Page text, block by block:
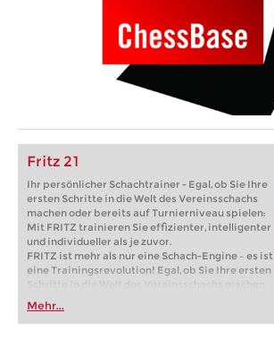
Fritz 21
Ihr persönlicher Schachtrainer - Egal, ob Sie Ihre
ersten Schritte in die Welt des Vereinsschachs
machen oder bereits auf Turnierniveau spielen:
Mit FRITZ trainieren Sie effizienter, intelligenter
und individueller als je zuvor.
FRITZ ist mehr als nur eine Schach-Engine – es ist
eine Trainingsrevolution! Egal, ob Sie Ihre ersten
Schritte in die Welt des Vereinsschachs machen
oder bereits auf Turnierniveau spielen: Mit
FRITZ trainieren Sie effizienter, intelligenter und
individueller als je zuvor.
Mehr...